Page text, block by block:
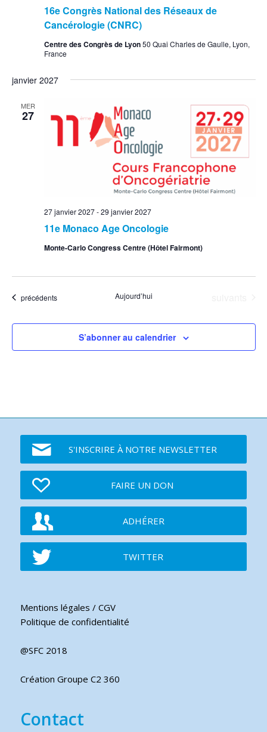
16e Congrès National des Réseaux de
Cancérologie (CNRC)
Centre des Congrès de Lyon50 Quai Charles de Gaulle, Lyon,
France
janvier 2027
MER
27
11e Monaco Age Oncologie
27 janvier 2027-29 janvier 2027
Monte-Carlo Congress Centre (Hôtel Fairmont)
Événements
précédents Aujourd’hui
S’abonner au calendrier
S'INSCRIRE À NOTRE NEWSLETTER
FAIRE UN DON
ADHÉRER
TWITTER
Mentions légales / CGV
Politique de confidentialité
@SFC 2018
Création Groupe C2 360
Contact